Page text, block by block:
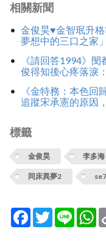
相關新聞
金俊昊♥金智珉升
夢想中的三口之家」
《請回答1994》
俊得知後心疼落淚
《金特務：本色回
追蹤宋承憲的原因
標籤
金俊昊 李多海
同床異夢2
Facebook
TwitterLine